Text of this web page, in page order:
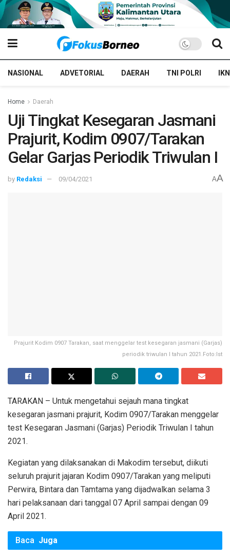
NASIONAL ADVETORIAL DAERAH TNI POLRI IKN
Home Daerah
Uji Tingkat Kesegaran Jasmani
Prajurit, Kodim 0907/Tarakan
Gelar Garjas Periodik Triwulan I
by Redaksi 09/04/2021 AA
Prajurit Kodim 0907 Tarakan, saat menggelar test kesegaran jasmani (Garjas)
periodik triwulan I tahun 2021.Foto:Ist
TARAKAN – Untuk mengetahui sejauh mana tingkat
kesegaran jasmani prajurit, Kodim 0907/Tarakan menggelar
test Kesegaran Jasmani (Garjas) Periodik Triwulan I tahun
2021.
Kegiatan yang dilaksanakan di Makodim tersebut, diikuti
seluruh prajurit jajaran Kodim 0907/Tarakan yang meliputi
Perwira, Bintara dan Tamtama yang dijadwalkan selama 3
hari pelaksanaan dari tanggal 07 April sampai dengan 09
April 2021.
Baca Juga